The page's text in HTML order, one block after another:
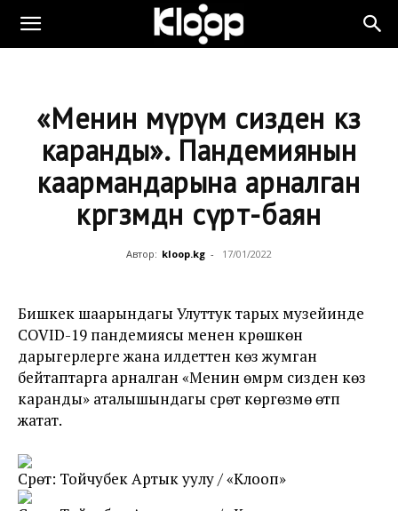
«Менин өмүрүм сизден көз
каранды». Пандемиянын
каармандарына арналган
көргөзмөдөн сүрөт-баян
Автор: kloop.kg - 17/01/2022
Бишкек шаарындагы Улуттук тарых музейинде
COVID-19 пандемиясы менен күрөшкөн
дарыгерлерге жана илдеттен көз жумган
бейтаптарга арналган «Менин өмүрүм сизден көз
каранды» аталышындагы сүрөт көргөзмө өтүп
жатат.
Сүрөт: Тойчубек Артык уулу / «Клооп»